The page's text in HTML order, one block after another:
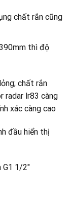
chất rắn cũng
thì độ
chất rắn
radar lr83 càng
xác càng cao
đầu hiển thị
1/2″